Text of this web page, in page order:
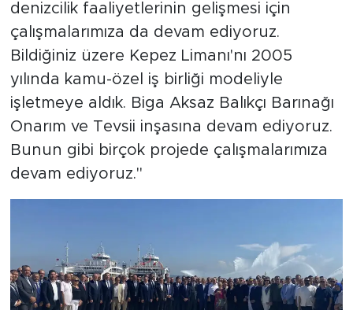
denizcilik faaliyetlerinin gelişmesi için
çalışmalarımıza da devam ediyoruz.
Bildiğiniz üzere Kepez Limanı'nı 2005
yılında kamu-özel iş birliği modeliyle
işletmeye aldık. Biga Aksaz Balıkçı Barınağı
Onarım ve Tevsii inşasına devam ediyoruz.
Bunun gibi birçok projede çalışmalarımıza
devam ediyoruz."